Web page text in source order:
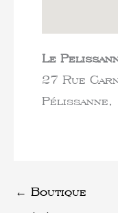
Le
27 Rue
Pélissanne,
← Boutique